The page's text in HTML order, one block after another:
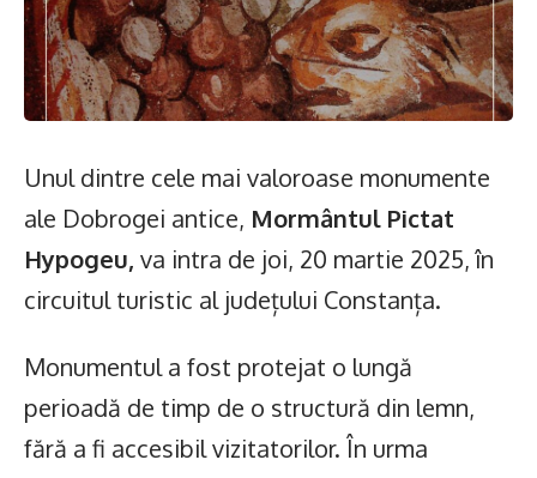
Unul dintre cele mai valoroase monumente
ale Dobrogei antice, Mormântul Pictat
Hypogeu, va intra de joi, 20 martie 2025, în
circuitul turistic al județului Constanța.
Monumentul a fost protejat o lungă
perioadă de timp de o structură din lemn,
fără a fi accesibil vizitatorilor. În urma